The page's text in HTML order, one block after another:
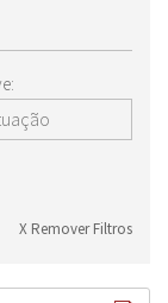
X Remover Filtros